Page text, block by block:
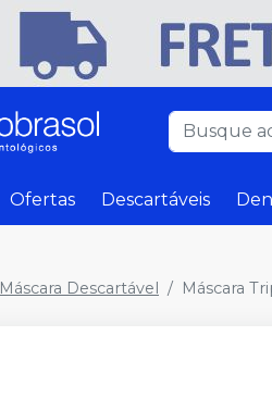
Ofertas Descartáveis
Máscara Descartável Máscara